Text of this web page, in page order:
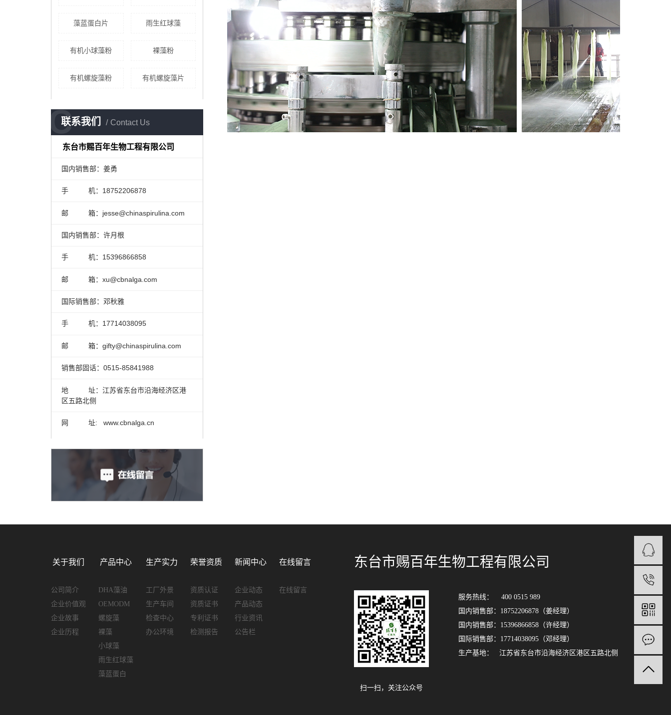
藻蓝蛋白片 雨生红球藻
有机小球藻粉 裸藻粉
有机螺旋藻粉 有机螺旋藻片
联系我们 Contact Us
C
东台市赐百年生物工程有限公司
国内销售部：姜勇
手 机：18752206878
邮 箱：jesse@chinaspirulina.com
国内销售部：许月根
手 机：15396866858
邮 箱：xu@cbnalga.com
国际销售部：邓秋雅
手 机：17714038095
邮 箱：gifty@chinaspirulina.com
销售部固话：0515-85841988
地 址：江苏省东台市沿海经济区港
区五路北侧
网 址: www.cbnalga.cn
关于我们
公司简介
企业价值观
企业故事
企业历程
产品中心
DHA藻油
OEMODM
螺旋藻
裸藻
小球藻
雨生红球藻
藻蓝蛋白
生产实力
工厂外景
生产车间
检查中心
办公环境
荣誉资质
资质认证
资质证书
专利证书
检测报告
新闻中心
企业动态
产品动态
行业资讯
公告栏
在线留言
在线留言
东台市赐百年生物工程有限公司
扫一扫，关注公众号
服务热线： 400 0515 989
国内销售部：18752206878（姜经理）
国内销售部：15396866858（许经理）
国际销售部：17714038095（邓经理）
生产基地： 江苏省东台市沿海经济区港区五路北侧